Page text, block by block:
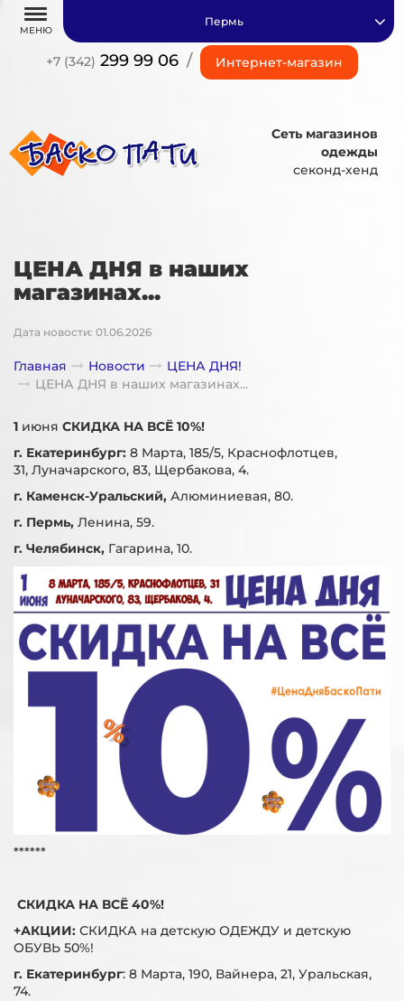
МЕНЮ
+7 (342) 299 99 06 / Интернет-магазин
Пермь
Сеть магазинов
одежды
секонд-хенд
ЦЕНА ДНЯ в наших
магазинах...
Дата новости: 01.06.2026
Главная Новости
ЦЕНА ДНЯ!
ЦЕНА ДНЯ в наших магазинах...
1 июня СКИДКА НА ВСЁ 10%!
г. Екатеринбург: 8 Марта, 185/5, Краснофлотцев,
31, Луначарского, 83, Щербакова, 4.
г. Каменск-Уральский, Алюминиевая, 80.
г. Пермь, Ленина, 59.
г. Челябинск, Гагарина, 10.
******
СКИДКА НА ВСЁ 40%!
+АКЦИИ: СКИДКА на детскую ОДЕЖДУ и детскую
ОБУВЬ 50%!
г. Екатеринбург: 8 Марта, 190, Вайнера, 21, Уральская,
74.